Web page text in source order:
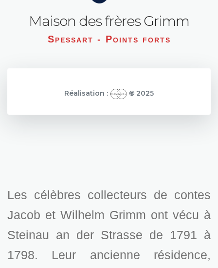
Maison des frères Grimm
Spessart - Points forts
Réalisation : © 2025
Les célèbres collecteurs de contes
Jacob et Wilhelm Grimm ont vécu à
Steinau an der Strasse de 1791 à
1798. Leur ancienne résidence,